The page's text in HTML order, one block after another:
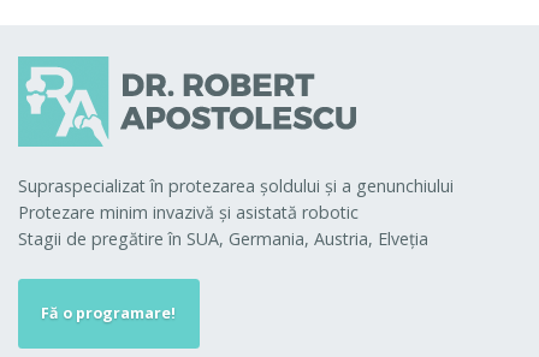
Supraspecializat în protezarea şoldului şi a genunchiului
Protezare minim invazivă şi asistată robotic
Stagii de pregătire în SUA, Germania, Austria, Elveţia
Fă o programare!